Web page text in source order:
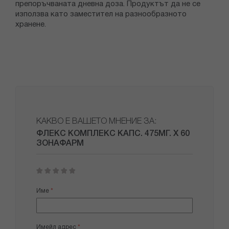
препоръчваната дневна доза. Продуктът да не се
използва като заместител на разнообразното
хранене.
КАКВО Е ВАШЕТО МНЕНИЕ ЗА:
ФЛЕКС КОМПЛЕКС КАПС. 475МГ. Х 60
ЗОНАФАРМ
star
stars
stars
stars
stars
Име
Имейл адрес